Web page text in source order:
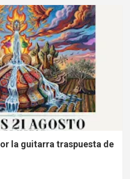
la guitarra traspuesta de